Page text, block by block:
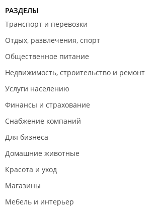
РАЗДЕЛЫ
Транспорт и перевозки
Отдых, развлечения, спорт
Общественное питание
Недвижимость, строительство и ремонт
Услуги населению
Финансы и страхование
Снабжение компаний
Для бизнеса
Домашние животные
Красота и уход
Магазины
Мебель и интерьер